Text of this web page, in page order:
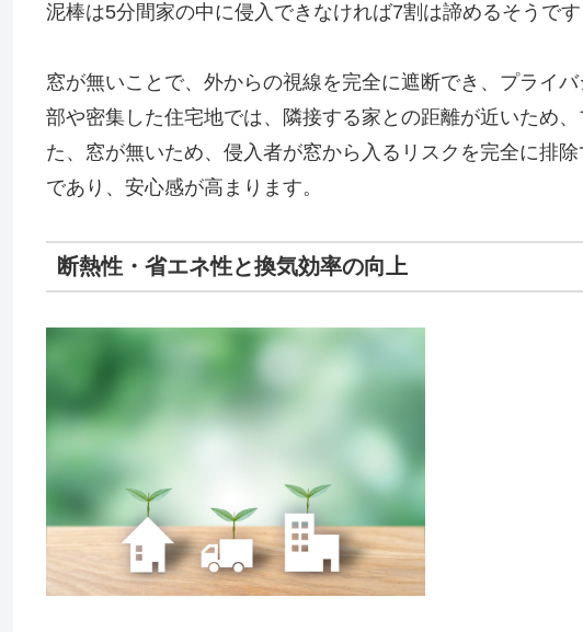
泥棒は5分間家の中に侵入できなければ7割は諦めるそうです
窓が無いことで、外からの視線を完全に遮断でき、プライ
部や密集した住宅地では、隣接する家との距離が近いため
た、窓が無いため、侵入者が窓から入るリスクを完全に排
であり、安心感が高まります。
断熱性・省エネ性と換気効率の向上